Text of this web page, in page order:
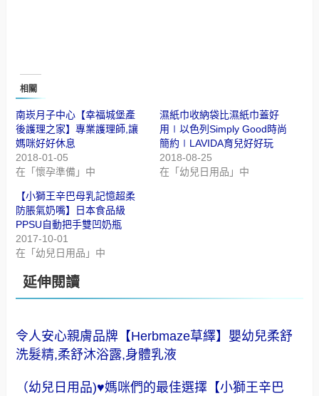
相關
南崁月子中心【幸福城堡產
後護理之家】專業護理師,讓
媽咪好好休息
2018-01-05
在「懷孕準備」中
濕紙巾收納袋比濕紙巾蓋好
用∣以色列Simply Good時尚
簡約∣LAVIDA育兒好好玩
2018-08-25
在「幼兒日用品」中
【小獅王辛巴母乳記憶超柔
防脹氣奶嘴】日本食品級
PPSU自動把手雙凹奶瓶
2017-10-01
在「幼兒日用品」中
延伸閱讀
令人安心親膚品牌【Herbmaze草繹】嬰幼兒柔舒
洗髮精,柔舒沐浴露,身體乳液
（幼兒日用品)♥媽咪們的最佳選擇【小獅王辛巴